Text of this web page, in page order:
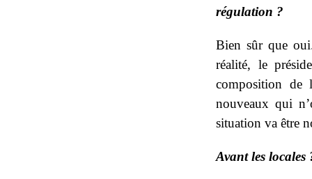
régulation ?
Bien sûr que
réalité, le
composition de
nouveaux qui
situation va être
Avant les locales